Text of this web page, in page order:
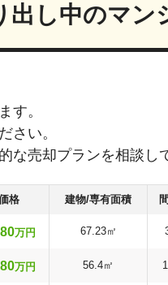
出し中のマン
す。
さい。
売却プランを相談し
格 建物/専有面積
万円 67.23㎡
万円 56.4㎡